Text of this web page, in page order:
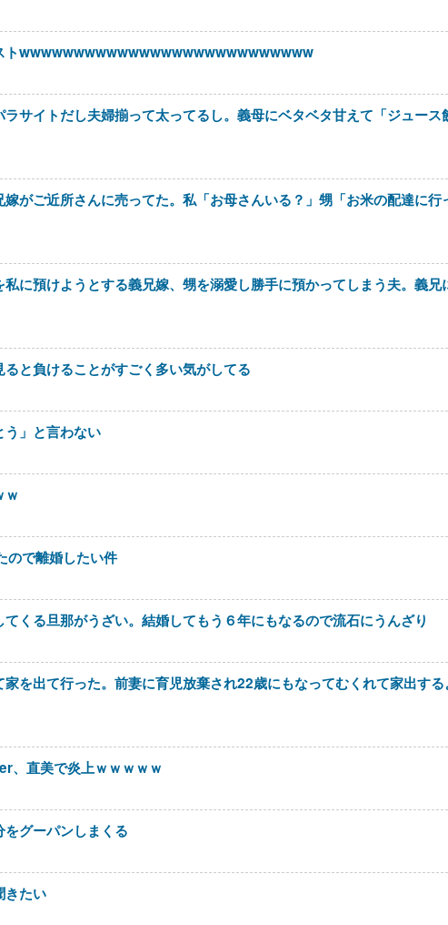
トwwwwwwwwwwwwwwwwwwwwwwwwwww
サイトだし夫婦揃って太ってるし。義母にベタベタ甘えて「ジュー
がご近所さんに売ってた。私「お母さんいる？」甥「お米の配達に
私に預けようとする義兄嫁、甥を溺愛し勝手に預かってしまう夫。義
と負けることがすごく多い気がしてる
」と言わない
ｗ
ので離婚したい件
てくる旦那がうざい。結婚してもう６年にもなるので流石にうんざり
家を出て行った。前妻に育児放棄され22歳にもなってむくれて家出す
、直美で炎上ｗｗｗｗｗ
をグーパンしまくる
きたい